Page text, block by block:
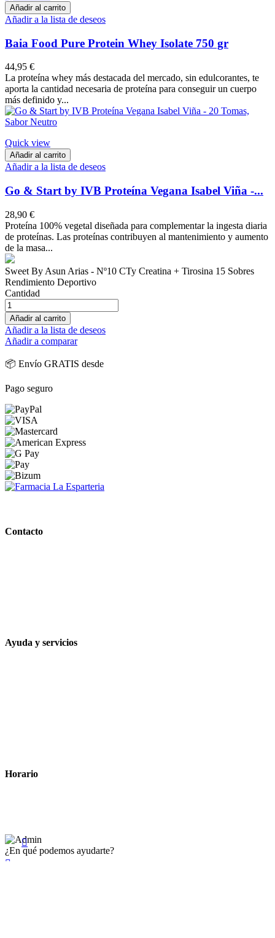
Añadir al carrito
Añadir a la lista de deseos
Baia Food Pure Protein Whey Isolate 750 gr
44,95 €
La proteína whey más destacada del mercado, sin edulcorantes, te
aporta la cantidad necesaria de proteína para conseguir un cuerpo
más definido y...
Quick view
Añadir al carrito
Añadir a la lista de deseos
Go & Start by IVB Proteína Vegana Isabel Viña -...
28,90 €
Proteína 100% vegetal diseñada para complementar la ingesta diaria
de proteínas. Las proteínas contribuyen al mantenimiento y aumento
de la masa...
Sweet By Asun Arias - Nº10 CTy Creatina + Tirosina 15 Sobres
Rendimiento Deportivo
Cantidad
Añadir al carrito
Añadir a la lista de deseos
Añadir a comparar
📦 Envío GRATIS desde
Pago seguro
Contacto
Ayuda y servicios
Horario
¿En qué podemos ayudarte?

